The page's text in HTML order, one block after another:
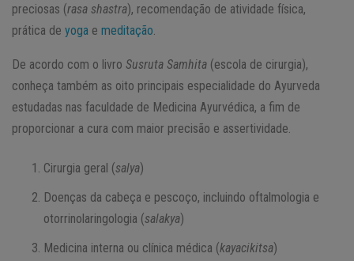
preciosas (rasa shastra), recomendação de atividade física,
prática de yoga e meditação
De acordo com o livro Susruta Samhita (escola de cirurgia),
conheça também as oito principais especialidade do Ayurveda
estudadas nas faculdade de Medicina Ayurvédica, a fim de
proporcionar a cura com maior precisão e assertividade.
Cirurgia geral (salya)
Doenças da cabeça e pescoço, incluindo oftalmologia e
otorrinolaringologia (salakya)
Medicina interna ou clínica médica (kayacikitsa)